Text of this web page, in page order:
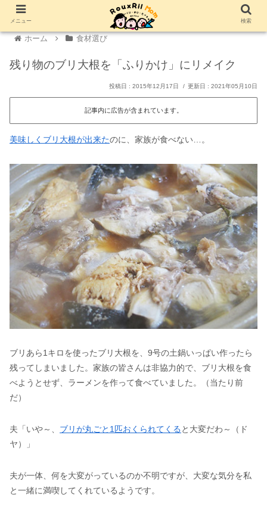
ホーム 食材選び
残り物のブリ大根を「ふりかけ」にリメイク
2015年12月17日 2021年05月10日
記事内に広告が含まれています。
美味しくブリ大根が出来たのに、家族が食べない…。
ブリあら1キロを使ったブリ大根を、9号の土鍋いっぱい作ったら
残ってしまいました。家族の皆さんは非協力的で、ブリ大根を食
べようとせず、ラーメンを作って食べていました。（当たり前
だ）
夫「いや～、 ブリが丸ごと1匹おくられてくると大変だわ～（ド
ヤ）」
夫が一体、何を大変がっているのか不明ですが、大変な気分を私
と一緒に満喫してくれているようです。
メニュー 検索